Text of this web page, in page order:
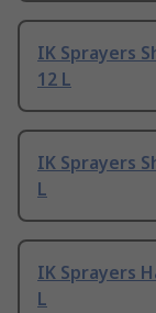
IK Sprayers
12 L
IK Sprayers
L
IK Sprayers
L